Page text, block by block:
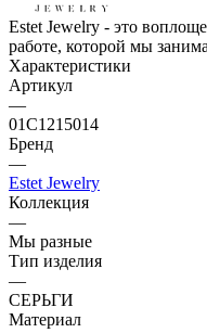
Estet Jewelry - это
работе, которой мы
Характеристики
Артикул
—
01С1215014
Бренд
—
Estet Jewelry
Коллекция
—
Мы разные
Тип изделия
—
СЕРЬГИ
Материал